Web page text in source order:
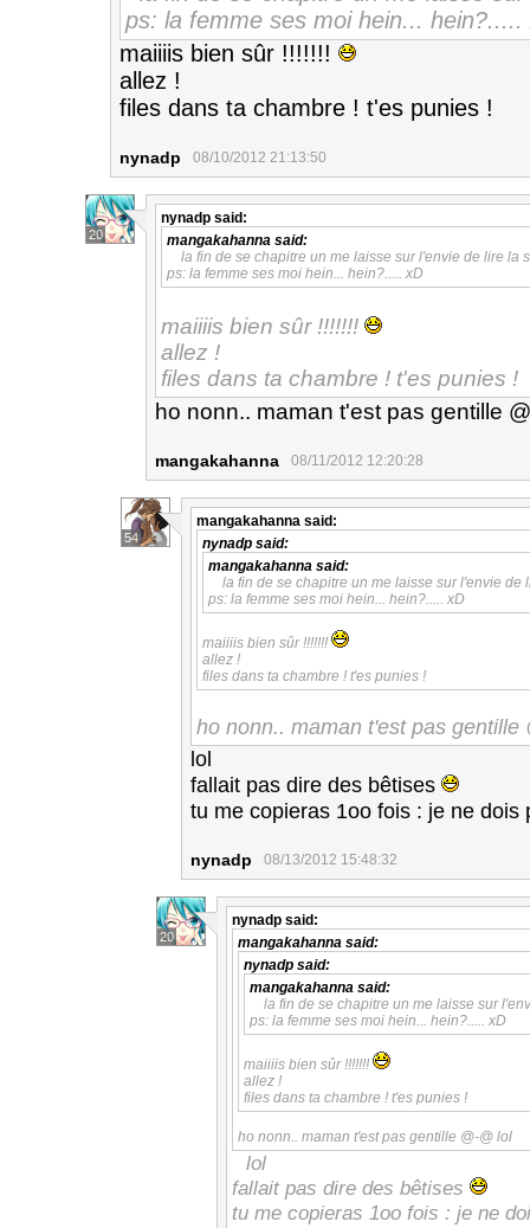
ps: la femme ses moi hein... hein?.....
maiiiis bien sûr !!!!!!!
allez !
files dans ta chambre ! t'es punies !
nynadp 08/10/2012 21:13:50
20
nynadp said:
mangakahanna said:
la fin de se chapitre un me laisse sur l'envie de lire la
ps: la femme ses moi hein... hein?..... xD
maiiiis bien sûr !!!!!!!
allez !
files dans ta chambre ! t'es punies !
ho nonn.. maman t'est pas gentille
mangakahanna 08/11/2012 12:20:28
54
mangakahanna said:
nynadp said:
mangakahanna said:
la fin de se chapitre un me laisse sur l'envie de
ps: la femme ses moi hein... hein?..... xD
maiiiis bien sûr !!!!!!!
allez !
files dans ta chambre ! t'es punies !
ho nonn.. maman t'est pas gentille
lol
fallait pas dire des bêtises
tu me copieras 1oo fois : je ne
nynadp 08/13/2012 15:48:32
20
nynadp said:
mangakahanna said:
nynadp said:
mangakahanna said:
la fin de se chapitre un me laisse sur
ps: la femme ses moi hein... hein?..... xD
maiiiis bien sûr !!!!!!!
allez !
files dans ta chambre ! t'es punies !
ho nonn.. maman t'est pas gentille @-@ lol
lol
fallait pas dire des bêtises
tu me copieras 1oo fois : je ne